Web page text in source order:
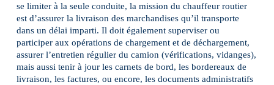
se limiter à la seule conduite, la mission du chauffeur routier
est d’assurer la livraison des marchandises qu’il transporte
dans un délai imparti. Il doit également superviser ou
participer aux opérations de chargement et de déchargement,
assurer l’entretien régulier du camion (vérifications, vidanges),
mais aussi tenir à jour les carnets de bord, les bordereaux de
livraison, les factures, ou encore, les documents administratifs